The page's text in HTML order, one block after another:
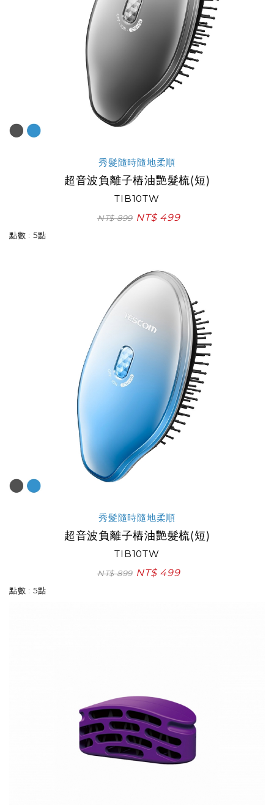
秀髮隨時隨地柔順
超音波負離子樁油艷髮梳(短)
TIB10TW
NT$ 899 NT$ 499
點數 : 5點
秀髮隨時隨地柔順
超音波負離子樁油艷髮梳(短)
TIB10TW
NT$ 899 NT$ 499
點數 : 5點